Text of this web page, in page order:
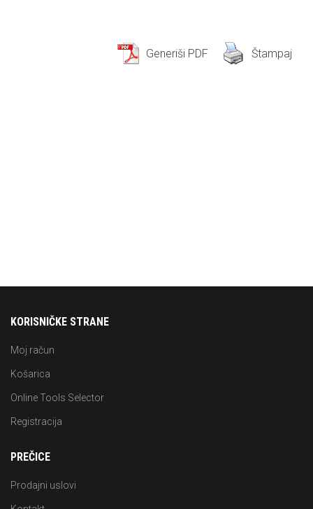
Generiši PDF Štampaj
KORISNIČKE STRANE
Moj račun
Košarica
Online Tools Selector
Registracija
PREČICE
Prodajni uslovi